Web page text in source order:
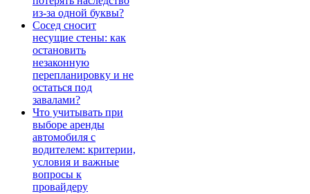
из-за одной буквы?
Сосед сносит
несущие стены: как
остановить
незаконную
перепланировку и не
остаться под
завалами?
Что учитывать при
выборе аренды
автомобиля с
водителем: критерии,
условия и важные
вопросы к
провайдеру